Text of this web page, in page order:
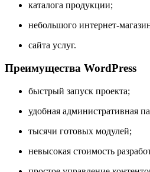
каталога продукции;
небольшого интернет-
сайта услуг.
Преимущества WordPress
быстрый запуск проекта;
удобная административная
тысячи готовых модулей;
невысокая стоимость